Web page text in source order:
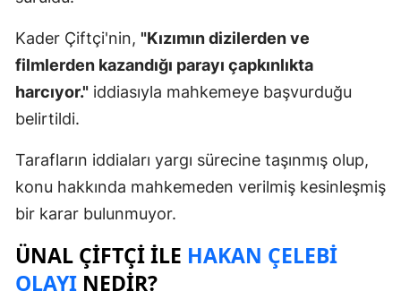
Kader Çiftçi'nin, "Kızımın dizilerden ve
filmlerden kazandığı parayı çapkınlıkta
harcıyor." iddiasıyla mahkemeye başvurduğu
belirtildi.
Tarafların iddiaları yargı sürecine taşınmış olup,
konu hakkında mahkemeden verilmiş kesinleşmiş
bir karar bulunmuyor.
ÜNAL ÇIFTÇI ILE HAKAN ÇELEBI
OLAYI NEDIR?